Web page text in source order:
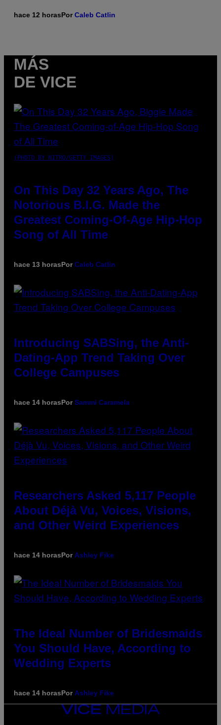
hace 12 horasPorCaleb Catlin
MÁS
DE VICE
(PHOTO BY NITRO/GETTY IMAGES)
On This Day 32 Years Ago, The
Notorious B.I.G. Made the
Greatest Coming-Of-Age Hip-Hop
Song of All Time
hace 13 horasPorCaleb Catlin
Introducing SABSing, the Anti-
Dating-App Trend Taking Over
College Campuses
hace 14 horasPorSammi Caramela
Researchers Asked 5,117 People
About Déjà Vu, Voices, Visions,
and Other Weird Experiences
hace 14 horasPorAshley Fike
The Ideal Number of Bridesmaids
You Should Have, According to
Wedding Experts
hace 14 horasPorAshley Fike
VICE